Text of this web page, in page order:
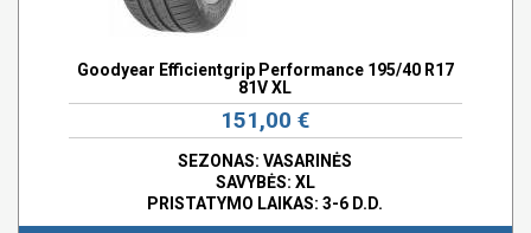
Goodyear Efficientgrip Performance 195/40 R17
81V XL
151,00 €
SEZONAS: VASARINĖS
SAVYBĖS: XL
PRISTATYMO LAIKAS: 3-6 D.D.